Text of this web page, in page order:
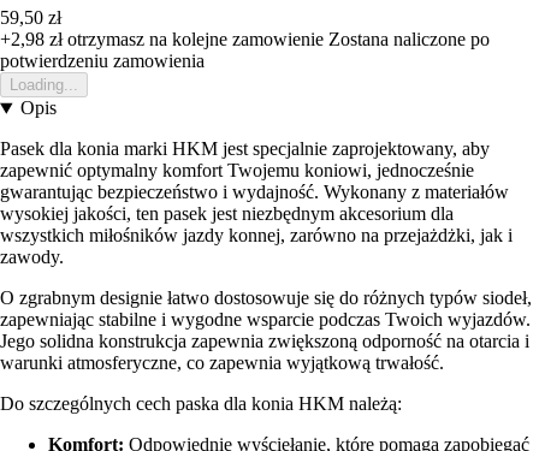
59,50 zł
+2,98 złotrzymasz na kolejne zamowienie Zostana naliczone po
potwierdzeniu zamowienia
Loading...
Opis
Pasek dla konia marki HKM jest specjalnie zaprojektowany, aby
zapewnić optymalny komfort Twojemu koniowi, jednocześnie
gwarantując bezpieczeństwo i wydajność. Wykonany z materiałów
wysokiej jakości, ten pasek jest niezbędnym akcesorium dla
wszystkich miłośników jazdy konnej, zarówno na przejażdżki, jak i
zawody.
O zgrabnym designie łatwo dostosowuje się do różnych typów siodeł,
zapewniając stabilne i wygodne wsparcie podczas Twoich wyjazdów.
Jego solidna konstrukcja zapewnia zwiększoną odporność na otarcia i
warunki atmosferyczne, co zapewnia wyjątkową trwałość.
Do szczególnych cech paska dla konia HKM należą:
Komfort: Odpowiednie wyściełanie, które pomaga zapobiegać